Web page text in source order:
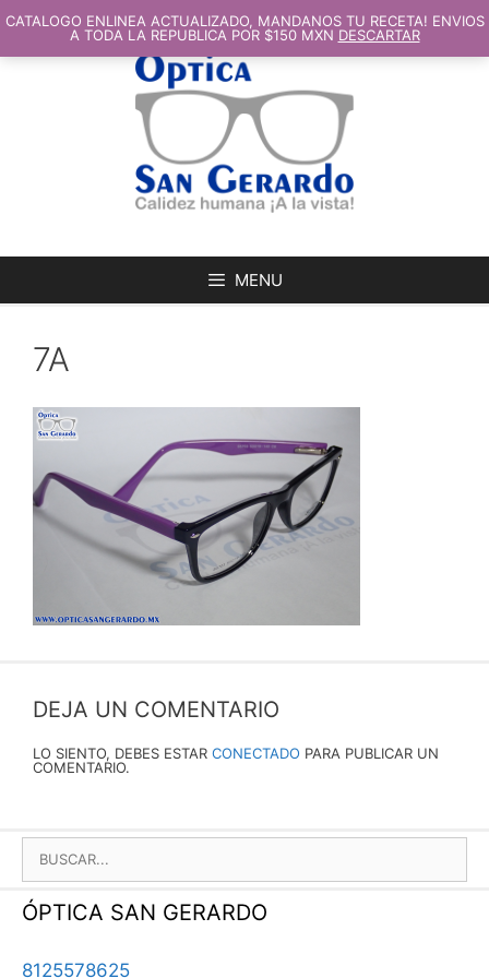
AL
CONTENIDO
MENU
7A
DEJA UN COMENTARIO
LO SIENTO, DEBES ESTAR CONECTADO PARA PUBLICAR UN
COMENTARIO.
BUSCAR:
ÓPTICA SAN GERARDO
8125578625
CATALOGO ENLINEA ACTUALIZADO, MANDANOS TU RECETA! ENVIOS
A TODA LA REPUBLICA POR $150 MXN DESCARTAR